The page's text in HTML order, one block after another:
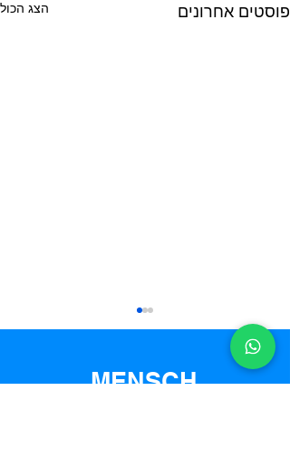
פוסטים אחרונים הצג הכול
MENSCH